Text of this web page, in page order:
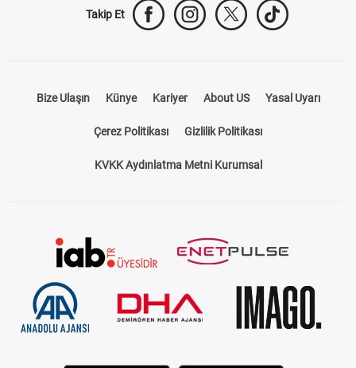
Takip Et
Bize Ulaşın Künye Kariyer About US Yasal Uyarı
Çerez Politikası Gizlilik Politikası
KVKK Aydınlatma Metni Kurumsal